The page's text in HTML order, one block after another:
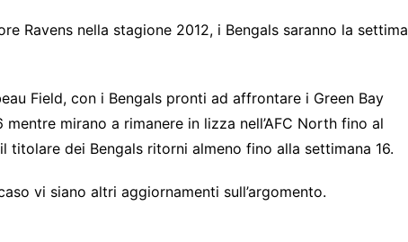
Ravens nella stagione 2012, i Bengals saranno la settima
Field, con i Bengals pronti ad affrontare i Green Bay
mirano a rimanere in lizza nell’AFC North fino al
titolare dei Bengals ritorni almeno fino alla settimana 16.
vi siano altri aggiornamenti sull’argomento.